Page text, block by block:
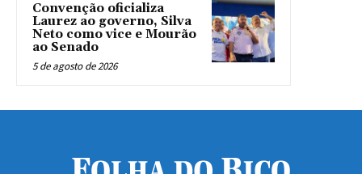
Convenção oficializa
Laurez ao governo, Silva
Neto como vice e Mourão
ao Senado
5 de agosto de 2026